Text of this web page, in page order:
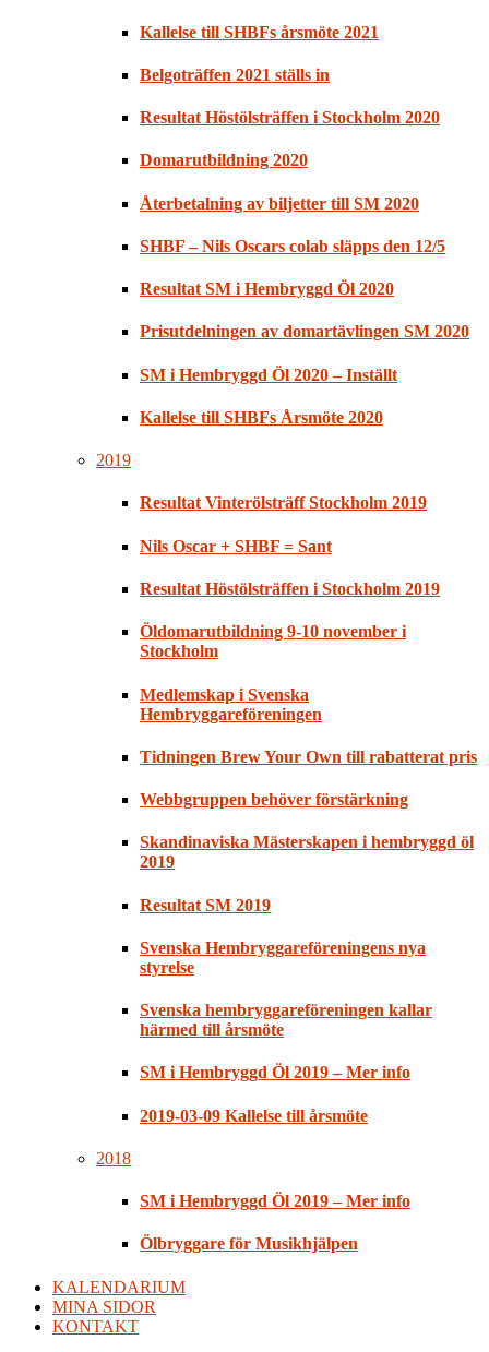
Kallelse till SHBFs årsmöte 2021
Belgoträffen 2021 ställs in
Resultat Höstölsträffen i Stockholm 2020
Domarutbildning 2020
Återbetalning av biljetter till SM 2020
SHBF – Nils Oscars colab släpps den 12/5
Resultat SM i Hembryggd Öl 2020
Prisutdelningen av domartävlingen SM 2020
SM i Hembryggd Öl 2020 – Inställt
Kallelse till SHBFs Årsmöte 2020
2019
Resultat Vinterölsträff Stockholm 2019
Nils Oscar + SHBF = Sant
Resultat Höstölsträffen i Stockholm 2019
Öldomarutbildning 9-10 november i
Stockholm
Medlemskap i Svenska
Hembryggareföreningen
Tidningen Brew Your Own till rabatterat pris
Webbgruppen behöver förstärkning
Skandinaviska Mästerskapen i hembryggd öl
2019
Resultat SM 2019
Svenska Hembryggareföreningens nya
styrelse
Svenska hembryggareföreningen kallar
härmed till årsmöte
SM i Hembryggd Öl 2019 – Mer info
2019-03-09 Kallelse till årsmöte
2018
SM i Hembryggd Öl 2019 – Mer info
Ölbryggare för Musikhjälpen
KALENDARIUM
MINA SIDOR
KONTAKT